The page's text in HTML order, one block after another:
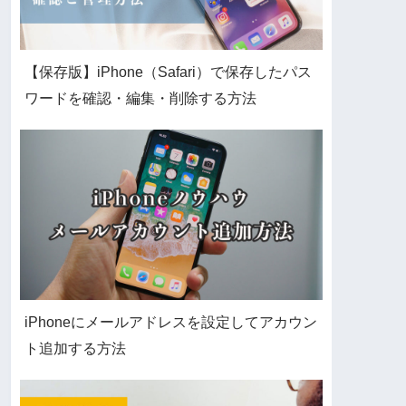
【保存版】iPhone（Safari）で保存したパス
ワードを確認・編集・削除する方法
iPhoneにメールアドレスを設定してアカウン
ト追加する方法